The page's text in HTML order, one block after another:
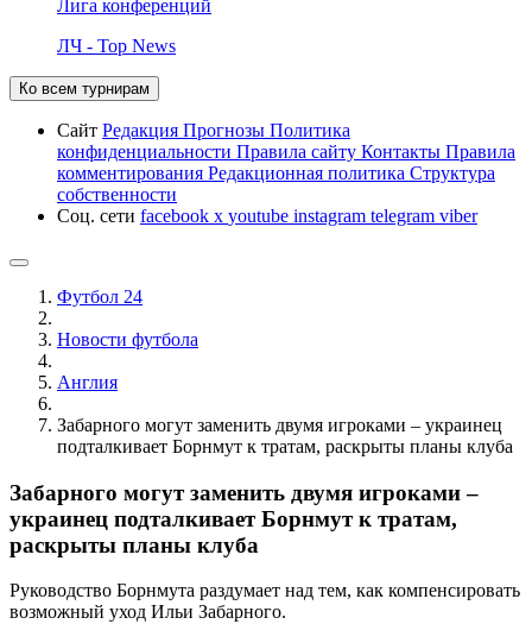
Лига конференций
ЛЧ - Top News
Ко всем турнирам
Сайт Редакция Прогнозы Политика
конфиденциальности Правила сайту Контакты Правила
комментирования Редакционная политика Структура
собственности
Соц. сети facebook x youtube instagram telegram viber
Футбол 24
Новости футбола
Англия
Забарного могут заменить двумя игроками – украинец
подталкивает Борнмут к тратам, раскрыты планы клуба
Забарного могут заменить двумя игроками –
украинец подталкивает Борнмут к тратам,
раскрыты планы клуба
Руководство Борнмута раздумает над тем, как компенсировать
возможный уход Ильи Забарного.